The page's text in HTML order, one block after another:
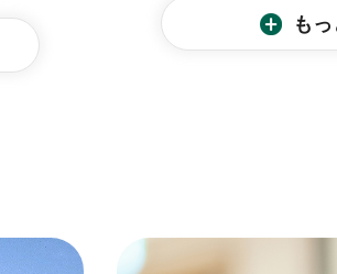
も